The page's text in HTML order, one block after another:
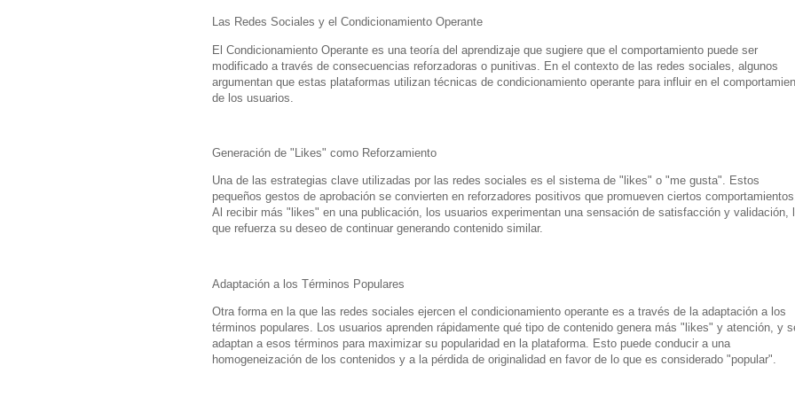
Las Redes Sociales y el Condicionamiento Operante
El Condicionamiento Operante es una teoría del aprendizaje que sugiere que el comportamiento puede ser
modificado a través de consecuencias reforzadoras o punitivas. En el contexto de las redes sociales, algunos
argumentan que estas plataformas utilizan técnicas de condicionamiento operante para influir en el
de los usuarios.
Generación de "Likes" como Reforzamiento
Una de las estrategias clave utilizadas por las redes sociales es el sistema de "likes" o "me gusta". Estos
pequeños gestos de aprobación se convierten en reforzadores positivos que promueven ciertos
Al recibir más "likes" en una publicación, los usuarios experimentan una sensación de satisfacción y validación,
que refuerza su deseo de continuar generando contenido similar.
Adaptación a los Términos Populares
Otra forma en la que las redes sociales ejercen el condicionamiento operante es a través de la adaptación a los
términos populares. Los usuarios aprenden rápidamente qué tipo de contenido genera más "likes" y atención, y
adaptan a esos términos para maximizar su popularidad en la plataforma. Esto puede conducir a una
homogeneización de los contenidos y a la pérdida de originalidad en favor de lo que es considerado "popular".